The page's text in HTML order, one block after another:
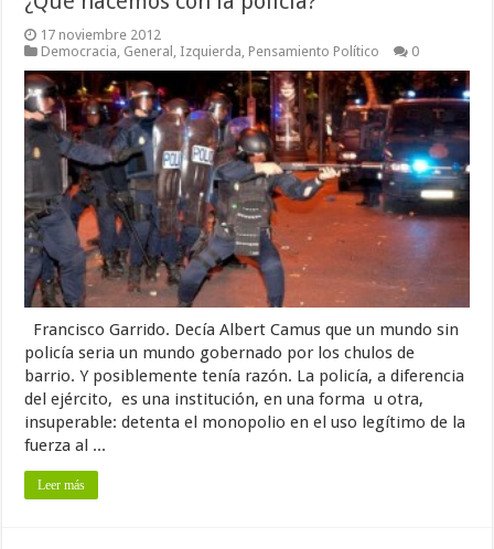
17 noviembre 2012
Democracia General Izquierda Pensamiento Político 0
Francisco Garrido. Decía Albert Camus que un mundo sin
policía seria un mundo gobernado por los chulos de
barrio. Y posiblemente tenía razón. La policía, a diferencia
del ejército, es una institución, en una forma u otra,
insuperable: detenta el monopolio en el uso legítimo de la
fuerza al ...
Leer más